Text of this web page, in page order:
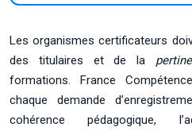
Les organismes certificateurs
des titulaires et de la
formations. France
chaque demande
cohérence pédagogique,